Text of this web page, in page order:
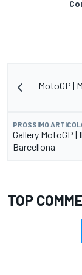
MotoGP |
PROSSIMO
Gallery MotoGP
Barcellona
TOP